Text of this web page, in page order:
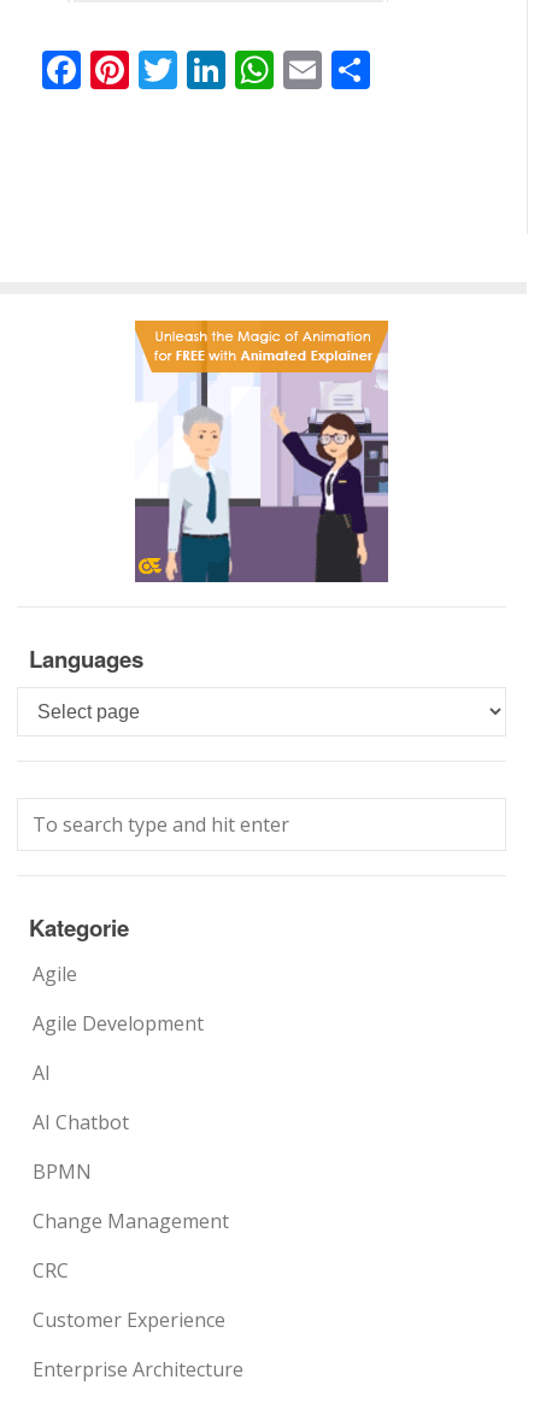
Facebook
Pinterest
Twitter
LinkedIn
WhatsApp
Email
Languages
Languages
Kategorie
Agile
Agile Development
AI
AI Chatbot
BPMN
Change Management
CRC
Customer Experience
Enterprise Architecture